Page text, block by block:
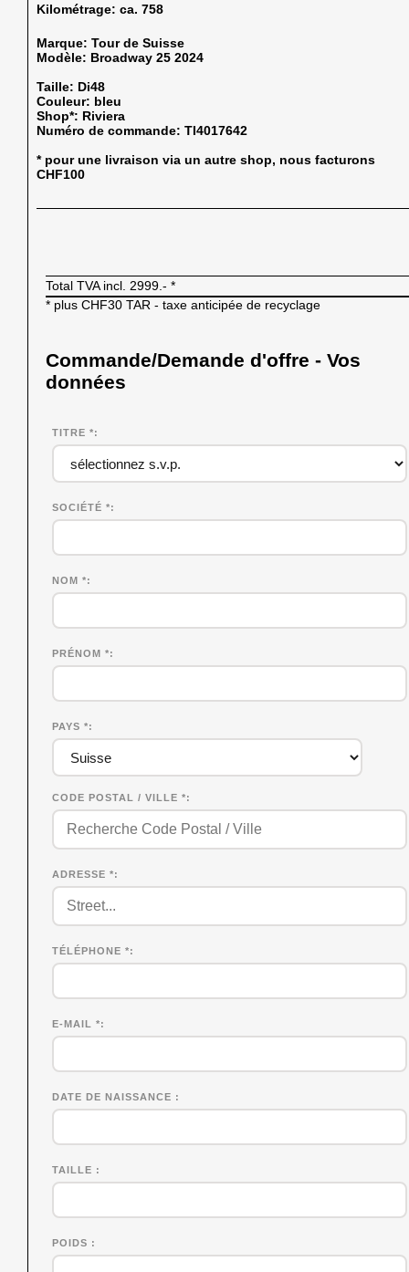
Kilométrage: ca. 758
Marque:Tour de Suisse
Modèle: Broadway 25 2024
Taille: Di48
Couleur: bleu
Shop*: Riviera
Numéro de commande:TI4017642
* pour une livraison via un autre shop, nous facturons
CHF100
Total TVA incl. 2999.- *
* plus CHF30 TAR - taxe anticipée de recyclage
Commande/Demande d'offre - Vos
données
TITRE *
SOCIÉTÉ*
NOM*
PRÉNOM*
PAYS *
CODE POSTAL / VILLE *
ADRESSE *
TÉLÉPHONE *
E-MAIL *
DATE DE NAISSANCE
TAILLE
POIDS